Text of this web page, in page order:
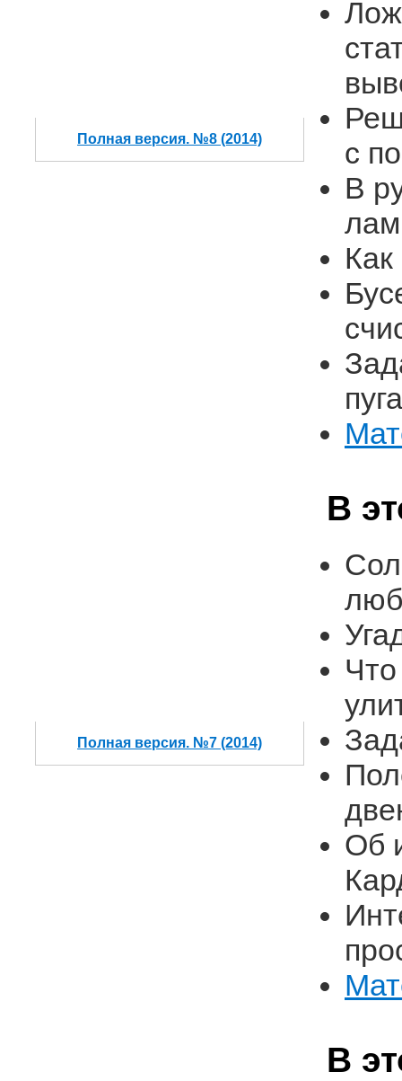
Полная версия. №8 (2014)
с
В
Полная версия. №7 (2014)
В
Об
В